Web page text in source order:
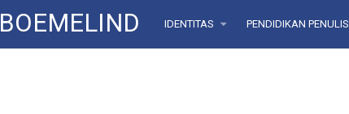
BOEMELIND IDENTITAS PENDIDIKAN PENULIS